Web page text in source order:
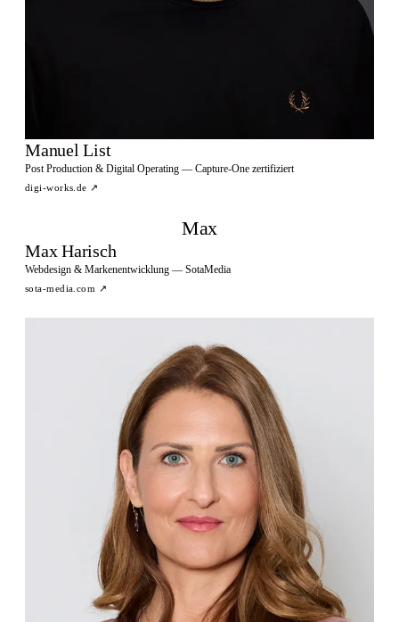
Manuel List
Post Production & Digital Operating — Capture-One zertifiziert
digi-works.de ↗
Max
Max Harisch
Webdesign & Markenentwicklung — SotaMedia
sota-media.com ↗